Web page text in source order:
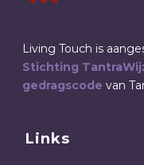
Living Touch is
Stichting
gedragscode van
Links